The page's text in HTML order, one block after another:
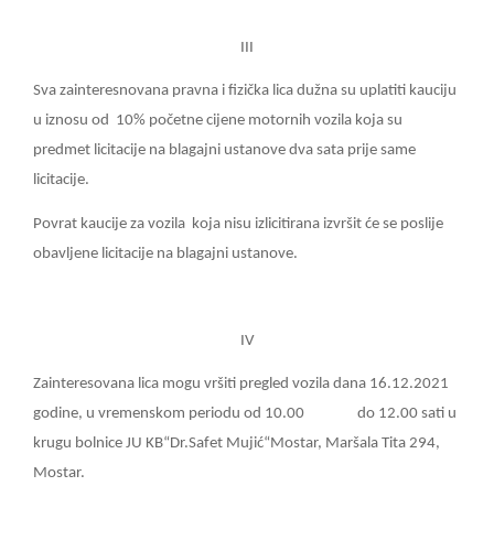
III
Sva zainteresnovana pravna i fizička lica dužna su uplatiti kauciju
u iznosu od 10% početne cijene motornih vozila koja su
predmet licitacije na blagajni ustanove dva sata prije same
licitacije.
Povrat kaucije za vozila koja nisu izlicitirana izvršit će se poslije
obavljene licitacije na blagajni ustanove.
IV
Zainteresovana lica mogu vršiti pregled vozila dana 16.12.2021
godine, u vremenskom periodu od 10.00
do 12.00 sati u
krugu bolnice JU KB“Dr.Safet Mujić“Mostar, Maršala Tita 294,
Mostar.